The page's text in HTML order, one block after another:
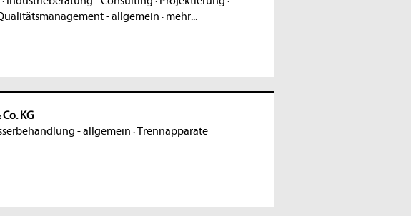
- allgemein · mehr...
KG
- allgemein ·Trennapparate